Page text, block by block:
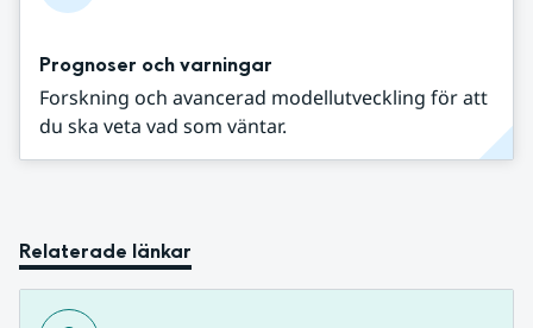
Prognoser och varningar
Forskning och avancerad modellutveckling för att
du ska veta vad som väntar.
Relaterade länkar